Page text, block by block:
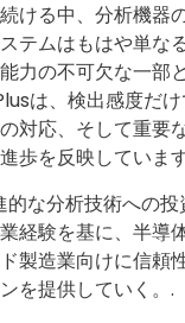
ける中、分析機器
テムはもはや単な
力の不可欠な一部
は、検出感度だ
対応、そして重要
歩を反映していま
的な分析技術への
経験を基に、半導
製造業向けに信頼
を提供していく。.